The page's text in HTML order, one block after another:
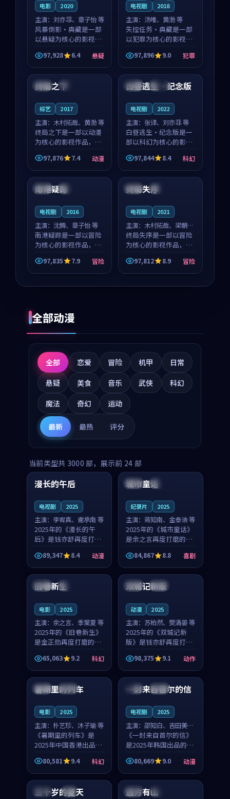
电影 2020
主演： 刘亦菲、章子怡 等
风暴倒影·典藏是一部
以悬疑为核心的影视作
品，围绕危机、反转与
人物成长展开，整体节
奏紧凑，值得推荐观
看。
97,928 6.4 悬疑
电视剧 2018
主演： 汤唯、黄渤 等
失控任务·典藏是一部
以犯罪为核心的影视作
品，围绕危机、反转与
人物成长展开，整体节
奏紧凑，值得推荐观
看。
97,896 9.0 犯罪
中国 院线
终局之下
综艺 2017
主演： 木村拓哉、黄渤 等
终局之下是一部以动漫
为核心的影视作品，围
绕危机、反转与人物成
长展开，整体节奏紧
凑，值得推荐观看。
97,876 7.4 动漫
英国 热播
白昼逃生·纪念版
电视剧 2022
主演： 张译、刘亦菲 等
白昼逃生·纪念版是一
部以科幻为核心的影视
作品，围绕危机、反转
与人物成长展开，整体
节奏紧凑，值得推荐观
97,844 8.4 科幻
中国 热播
南港疑踪
电视剧 2016
主演： 沈腾、章子怡 等
南港疑踪是一部以冒险
为核心的影视作品，围
绕危机、反转与人物成
长展开，整体节奏紧
凑，值得推荐观看。
97,835 7.9 冒险
中国 院线
终局失序
电视剧 2021
主演： 木村拓哉、梁朝伟
等
终局失序是一部以冒险
为核心的影视作品，围
绕危机、反转与人物成
长展开，整体节奏紧
凑，值得推荐观看。
97,812 8.9 冒险
全部动漫
全部 恋爱 冒险 机甲
日常
悬疑
美食 音乐 武侠
科幻
魔法
奇幻 运动
最新 最热 评分
当前类型共 3000 部，展示前 24 部
中国 高分
99:16
漫长的午后
电视剧 2025
主演： 李宥真、谢承南 等
2025年的《漫长的午
后》是钱亦舒再度打磨
的动漫佳作。中国大陆
的取景与海岛日常的氛
围相互成就，李宥真与
谢承南的对手戏自然克
制，让整部影片在悬念
89,347 8.4 动漫
美国 院线
城市童话
纪录片 2025
主演： 蒋知南、金泰浩 等
2025年的《城市童话》
是余之言再度打磨的喜
剧佳作。美国的取景与
历史战争的氛围相互成
就，蒋知南与金泰浩的
对手戏自然克制，让整
部影片在悬念与温度
84,867 8.8 喜剧
英国 完结
旧巷新生
电影 2025
主演： 余之言、季棠夏 等
2025年的《旧巷新生》
是金正勋再度打磨的科
幻佳作。英国的取景与
雨夜物语的氛围相互成
就，余之言与季棠夏的
对手戏自然克制，让整
部影片在悬念与温度
65,063 9.2 科幻
中国 独播
双城记新版
动漫 2025
主演： 苏柏然、樊清晏 等
2025年的《双城记新
版》是钱亦舒再度打磨
的动作佳作。中国大陆
的取景与沙漠探险的氛
围相互成就，苏柏然与
樊清晏的对手戏自然克
制，让整部影片在悬念
98,375 9.1 动作
中国 杜比
暑期里的列车
电影 2025
主演： 朴艺珍、沐子瑜 等
《暑期里的列车》是
2025年中国香港出品的
科幻新作，主创团队希
望用城市夜归人的故事
让观众停下来想一想。
朴艺珍领衔，沐子瑜担
任重要角色，郑书延的
80,581 9.4 科幻
韩国 热播
一封来自首尔的信
电视剧 2025
主演： 邵知白、吉田美琴
等
《一封来自首尔的信》
是2025年韩国出品的动
漫新作，主创团队希望
用高考往事的故事让观
众停下来想一想。邵知
重要角色，谢承南的
80,669 9.0 动漫
法国 4K
三十岁的夏天 法国 独播
远方有山